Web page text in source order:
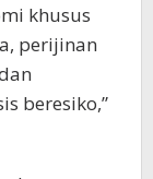
khusus
perijinan
beresiko,”